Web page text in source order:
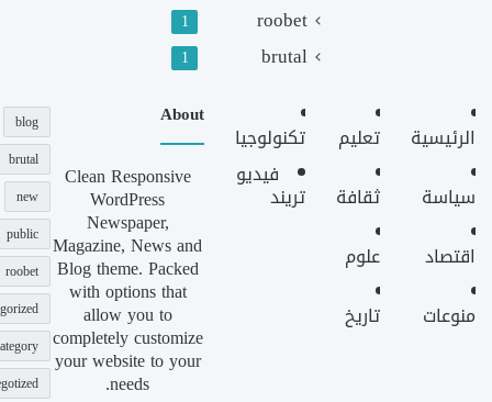
roobet
1
brutal
1
الرئيسية
سياسة
اقتصاد
منوعات
تعليم
ثقافة
علوم
تاريخ
تكنولوجيا
فيديو
تريند
About
Clean Responsive
WordPress
Newspaper,
Magazine, News and
Blog theme. Packed
with options that
allow you to
completely customize
your website to your
needs.
blog
brutal
new
public
roobet